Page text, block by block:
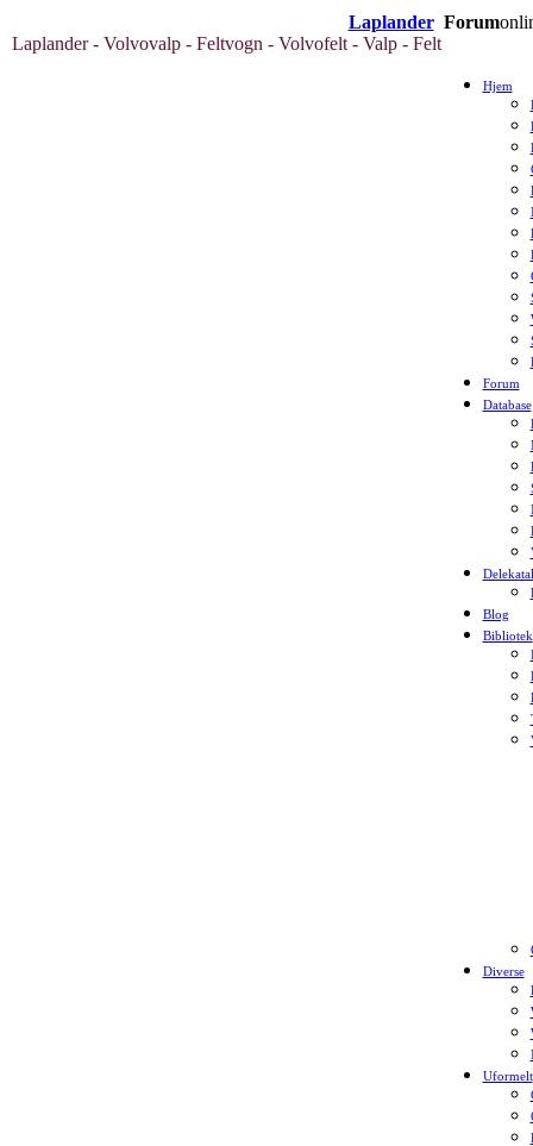
Laplander Forum
Laplander - Volvovalp - Feltvogn - Volvofelt - Valp - Felt
Hjem
Forum
Database
Blog
Bibliotek
Diverse
Uformelt